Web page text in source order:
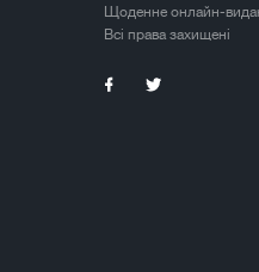
Щоденне онлайн-
Всі права захищені